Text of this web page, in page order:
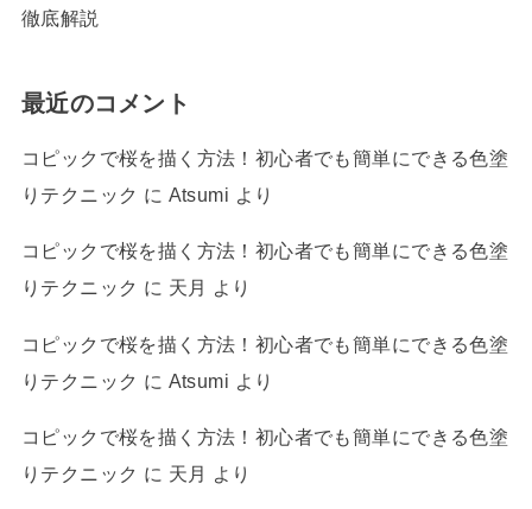
徹底解説
最近のコメント
コピックで桜を描く方法！初心者でも簡単にできる色塗
りテクニック に Atsumi より
コピックで桜を描く方法！初心者でも簡単にできる色塗
りテクニック に 天月 より
コピックで桜を描く方法！初心者でも簡単にできる色塗
りテクニック に Atsumi より
コピックで桜を描く方法！初心者でも簡単にできる色塗
りテクニック に 天月 より